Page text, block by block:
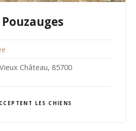
Château, 85700
LES CHIENS